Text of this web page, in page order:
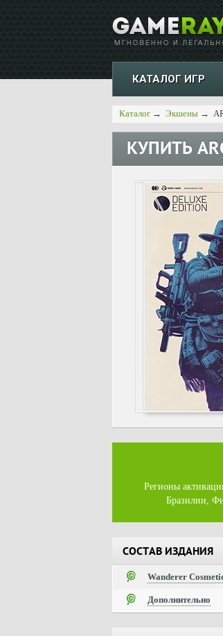
КАТАЛОГ ИГР
Каталог → Экшены →
КУПИТЬ
Регионы
Бразилии,
СОСТАВ ИЗДАНИЯ
Wanderer
Дополнительно